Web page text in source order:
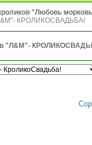
"Любовь
КРОЛИКОСВАДЬБА!
"Л&М"-